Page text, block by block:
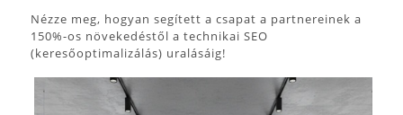
Nézze meg, hogyan segített a csapat a partnereinek a
150%-os növekedéstől a technikai SEO
(keresőoptimalizálás) uralásáig!